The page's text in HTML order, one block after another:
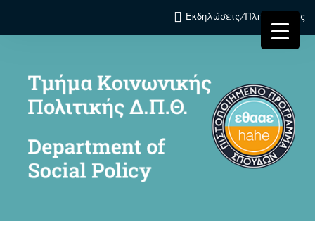
Εκδηλώσεις/Πληροφορίες